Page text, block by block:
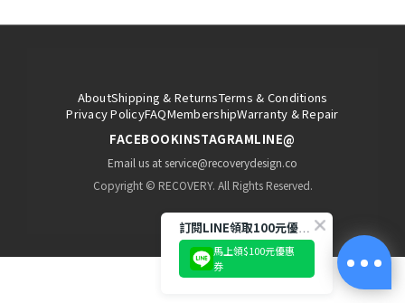
AboutShipping & ReturnsTerms & Conditions
Privacy PolicyFAQMembershipWarranty & Repair
FACEBOOKINSTAGRAMLINE@
Email us at service@recoverydesign.co
Copyright © RECOVERY. All Rights Reserved.
訂閱LINE領取100元優惠券!
馬上領$100元優惠
券